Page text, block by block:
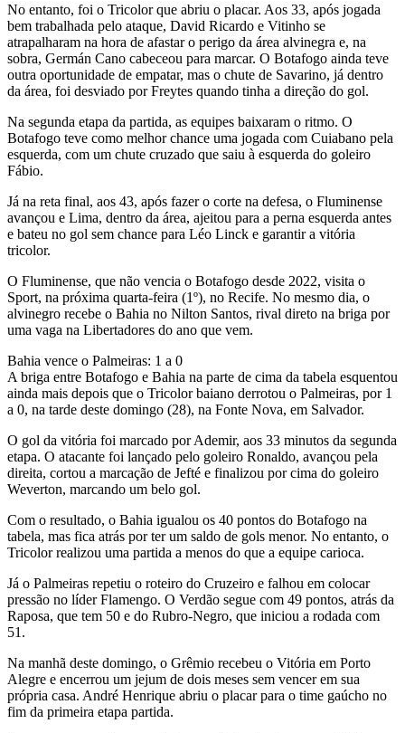
No entanto, foi o Tricolor que abriu o placar. Aos 33, após jogada
bem trabalhada pelo ataque, David Ricardo e Vitinho se
atrapalharam na hora de afastar o perigo da área alvinegra e, na
sobra, Germán Cano cabeceou para marcar. O Botafogo ainda teve
outra oportunidade de empatar, mas o chute de Savarino, já dentro
da área, foi desviado por Freytes quando tinha a direção do gol.
Na segunda etapa da partida, as equipes baixaram o ritmo. O
Botafogo teve como melhor chance uma jogada com Cuiabano pela
esquerda, com um chute cruzado que saiu à esquerda do goleiro
Fábio.
Já na reta final, aos 43, após fazer o corte na defesa, o Fluminense
avançou e Lima, dentro da área, ajeitou para a perna esquerda antes
e bateu no gol sem chance para Léo Linck e garantir a vitória
tricolor.
O Fluminense, que não vencia o Botafogo desde 2022, visita o
Sport, na próxima quarta-feira (1º), no Recife. No mesmo dia, o
alvinegro recebe o Bahia no Nilton Santos, rival direto na briga por
uma vaga na Libertadores do ano que vem.
Bahia vence o Palmeiras: 1 a 0
A briga entre Botafogo e Bahia na parte de cima da tabela esquentou
ainda mais depois que o Tricolor baiano derrotou o Palmeiras, por 1
a 0, na tarde deste domingo (28), na Fonte Nova, em Salvador.
O gol da vitória foi marcado por Ademir, aos 33 minutos da segunda
etapa. O atacante foi lançado pelo goleiro Ronaldo, avançou pela
direita, cortou a marcação de Jefté e finalizou por cima do goleiro
Weverton, marcando um belo gol.
Com o resultado, o Bahia igualou os 40 pontos do Botafogo na
tabela, mas fica atrás por ter um saldo de gols menor. No entanto, o
Tricolor realizou uma partida a menos do que a equipe carioca.
Já o Palmeiras repetiu o roteiro do Cruzeiro e falhou em colocar
pressão no líder Flamengo. O Verdão segue com 49 pontos, atrás da
Raposa, que tem 50 e do Rubro-Negro, que iniciou a rodada com
51.
Na manhã deste domingo, o Grêmio recebeu o Vitória em Porto
Alegre e encerrou um jejum de dois meses sem vencer em sua
própria casa. André Henrique abriu o placar para o time gaúcho no
fim da primeira etapa partida.